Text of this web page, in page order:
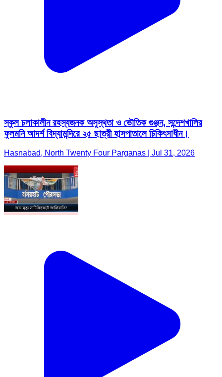
স্কুল চলাকালীন রহস্যজনক অসুস্থতা ও ভৌতিক গুঞ্জন, সন্দেশখালির
ফুলমনি আদর্শ বিদ্যামন্দিরে ২৫ ছাত্রী হাসপাতালে চিকিৎসাধীন।
Hasnabad, North Twenty Four Parganas | Jul 31, 2026